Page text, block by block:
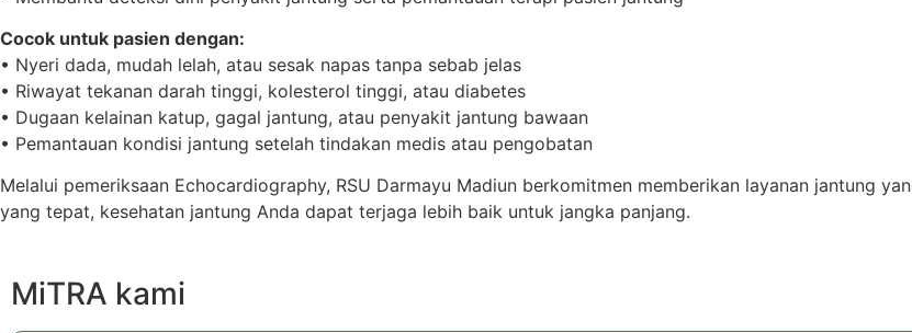
Cocok untuk pasien dengan:
• Nyeri dada, mudah lelah, atau sesak napas tanpa sebab jelas
• Riwayat tekanan darah tinggi, kolesterol tinggi, atau diabetes
• Dugaan kelainan katup, gagal jantung, atau penyakit jantung bawaan
• Pemantauan kondisi jantung setelah tindakan medis atau pengobatan
Melalui pemeriksaan Echocardiography, RSU Darmayu Madiun berkomitmen memberikan layanan jantung
yang tepat, kesehatan jantung Anda dapat terjaga lebih baik untuk jangka panjang.
MiTRA kami